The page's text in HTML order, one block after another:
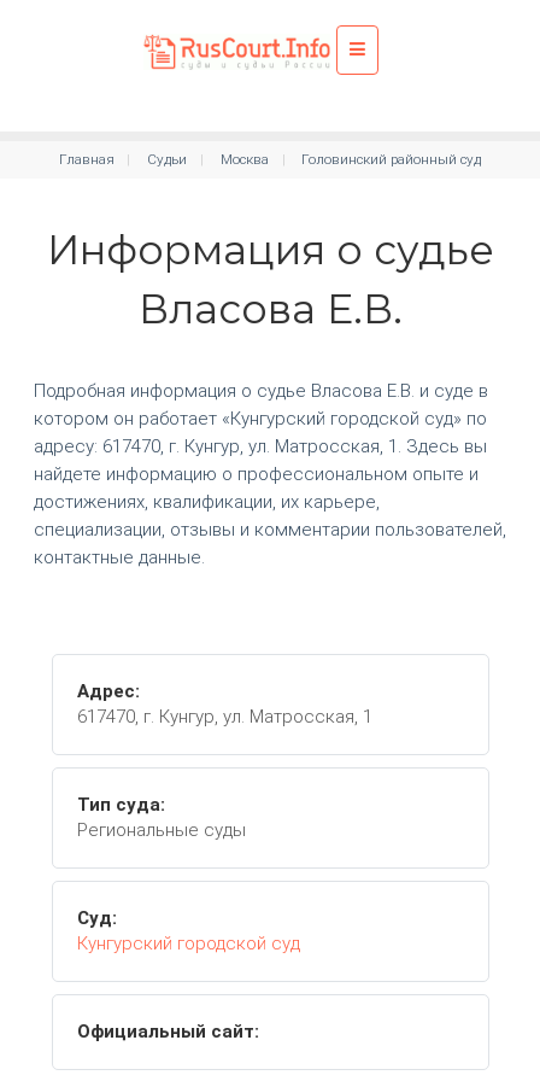
Главная Судьи Москва Головинский районный суд
Информация о судье
Власова Е.В.
Подробная информация о судье Власова Е.В. и суде в
котором он работает «Кунгурский городской суд» по
адресу: 617470, г. Кунгур, ул. Матросская, 1. Здесь вы
найдете информацию о профессиональном опыте и
достижениях, квалификации, их карьере,
специализации, отзывы и комментарии пользователей,
контактные данные.
Адрес:
617470, г. Кунгур, ул. Матросская, 1
Тип суда:
Региональные суды
Суд:
Кунгурский городской суд
Официальный сайт: